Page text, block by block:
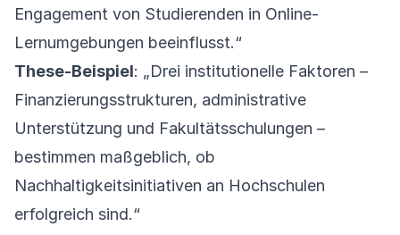
Engagement von Studierenden in Online-
Lernumgebungen beeinflusst.“
These-Beispiel: „Drei institutionelle Faktoren –
Finanzierungsstrukturen, administrative
Unterstützung und Fakultätsschulungen –
bestimmen maßgeblich, ob
Nachhaltigkeitsinitiativen an Hochschulen
erfolgreich sind.“